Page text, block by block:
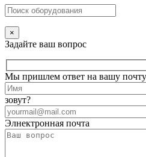
×
Задайте ваш вопрос
Мы пришлем ответ на вашу почту
зовут?
Элнектронная почта